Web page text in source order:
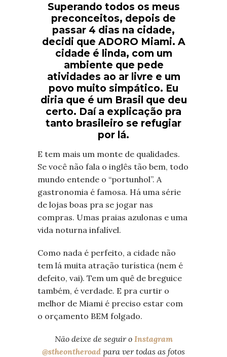
Superando todos os meus
preconceitos, depois de
passar 4 dias na cidade,
decidi que ADORO Miami. A
cidade é linda, com um
ambiente que pede
atividades ao ar livre e um
povo muito simpático. Eu
diria que é um Brasil que deu
certo. Daí a explicação pra
tanto brasileiro se refugiar
por lá.
E tem mais um monte de qualidades.
Se você não fala o inglês tão bem, todo
mundo entende o “portunhol”. A
gastronomia é famosa. Há uma série
de lojas boas pra se jogar nas
compras. Umas praias azulonas e uma
vida noturna infalível.
Como nada é perfeito, a cidade não
tem lá muita atração turística (nem é
defeito, vai). Tem um quê de breguice
também, é verdade. E pra curtir o
melhor de Miami é preciso estar com
o orçamento BEM folgado.
Não deixe de seguir o Instagram
@stheontheroad para ver todas as fotos